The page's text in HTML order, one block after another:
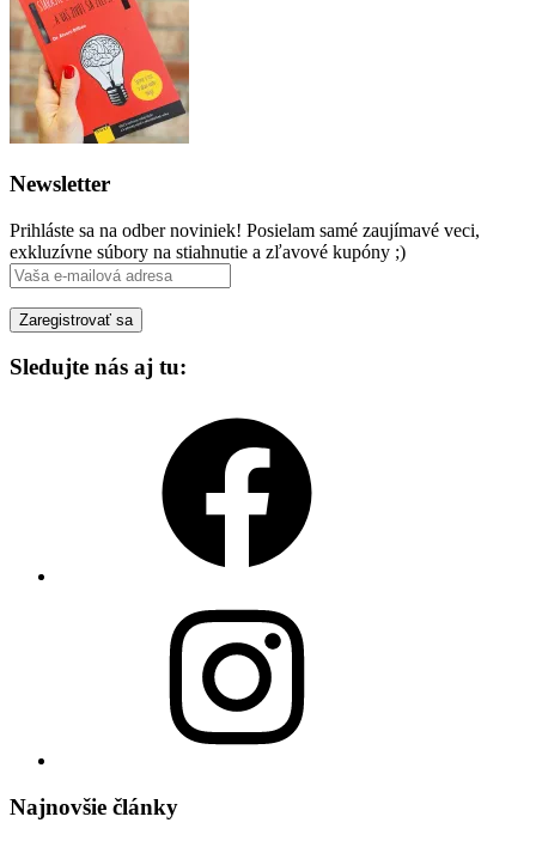
Newsletter
Prihláste sa na odber noviniek! Posielam samé zaujímavé veci,
exkluzívne súbory na stiahnutie a zľavové kupóny ;)
Sledujte nás aj tu:
Najnovšie články